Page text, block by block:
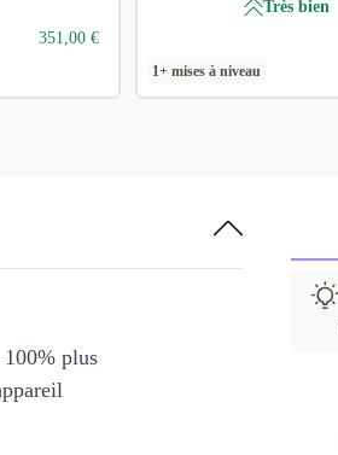
351,00 €
Très bien
1+ mises à niveau
plus